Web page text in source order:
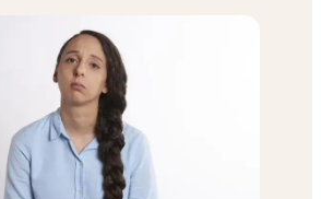
følelsesmæssig
modenhed
voksne?